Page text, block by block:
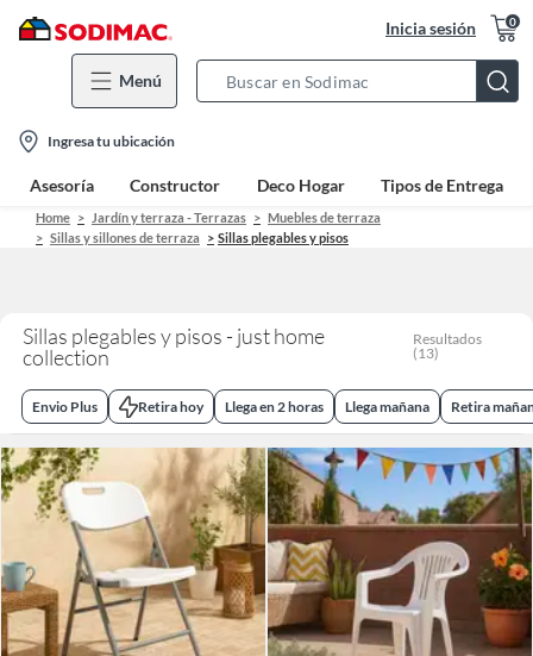
Inicia sesión 0
Menú
Bar
location-
icon
Ingresa tu ubicación
Asesoría Constructor Deco Hogar Tipos de Entrega
Home Jardín y terraza - Terrazas
Muebles de terraza
Sillas y sillones de terraza
Sillas plegables y pisos
Sillas plegables y pisos - just home
collection
Resultados
(13)
Envio Plus Retira hoy Llega en 2 horas Llega mañana Retira